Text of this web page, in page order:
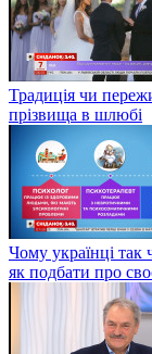
Традиція чи
прізвища в шлюбі
Чому українці так
як подбати про